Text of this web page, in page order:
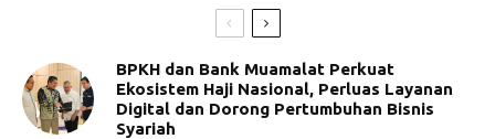
BPKH dan Bank Muamalat Perkuat
Ekosistem Haji Nasional, Perluas Layanan
Digital dan Dorong Pertumbuhan Bisnis
Syariah